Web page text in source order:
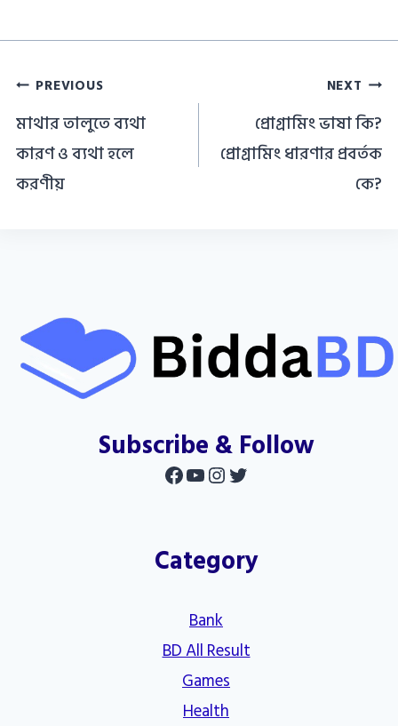
Post
navigation
PREVIOUS
মাথার তালুতে ব্যথা
কারণ ও ব্যথা হলে
করণীয়
NEXT
প্রোগ্রামিং ভাষা কি?
প্রোগ্রামিং ধারণার প্রবর্তক
কে?
Subscribe & Follow
Facebook
YouTube
Instagram
Twitter
Category
Bank
BD All Result
Games
Health